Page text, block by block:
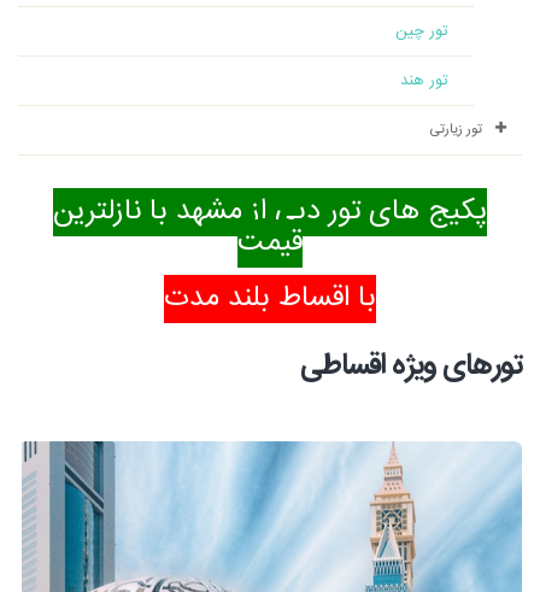
تور چین
تور هند
تور زیارتی
پکیج های تور دبی از مشهد با نازلترین
قیمت
با اقساط بلند مدت
تورهای ویژه اقساطی